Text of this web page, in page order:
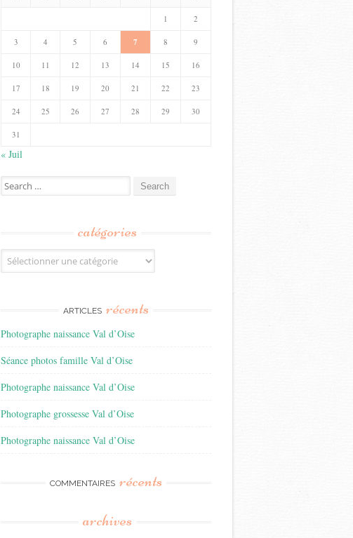
1 2
3 4 5 6 7 8 9
10 11 12 13 14 15 16
17 18 19 20 21 22 23
24 25 26 27 28 29 30
31
« Juil
Search
for:
catégories
Catégories
ARTICLES récents
Photographe naissance Val d’Oise
Séance photos famille Val d’Oise
Photographe naissance Val d’Oise
Photographe grossesse Val d’Oise
Photographe naissance Val d’Oise
COMMENTAIRES récents
archives